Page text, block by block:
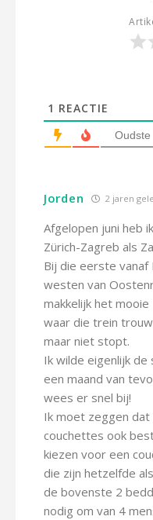
1 REACTIE
Oudste
Jorden 2 jaren
Afgelopen juni heb
Zürich-Zagreb als
Bij die eerste vanaf
westen van
makkelijk het
waar die trein
maar niet stopt.
Ik wilde eigenlijk de
een maand van
wees er snel bij!
Ik moet zeggen
couchettes ook
kiezen voor een
die zijn hetzelfde
de bovenste 2
nodig om van 4